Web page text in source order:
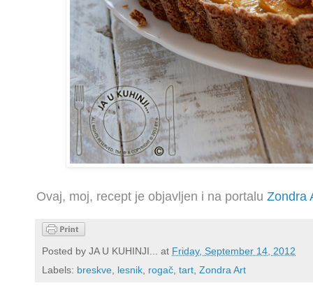
Ovaj, moj, recept je objavljen i na portalu Zondra
Posted by JA U KUHINJI... at Friday, September 14, 2012
Labels: breskve, lesnik, rogač, tart, Zondra Art